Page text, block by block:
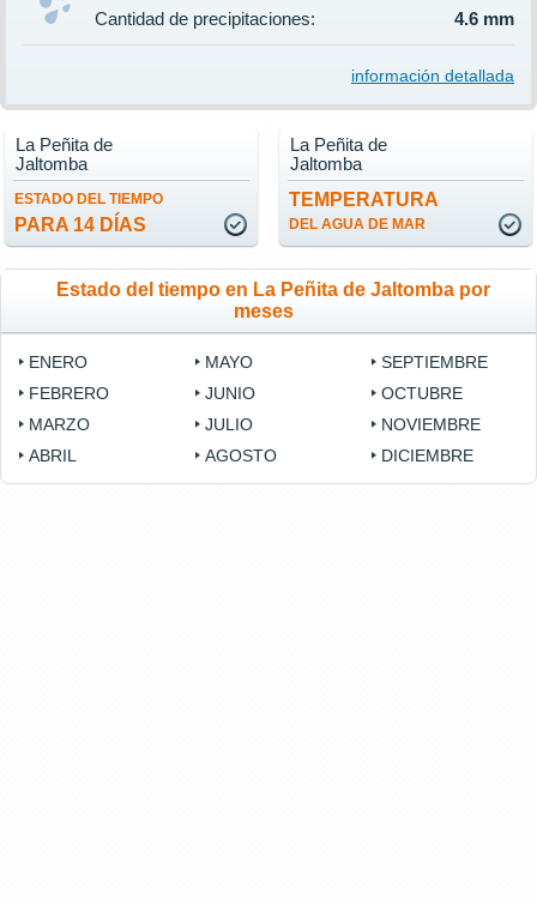
Cantidad de precipitaciones:
4.6 mm
información detallada
ESTADO DEL TIEMPO
PARA 14 DÍAS
La Peñita de
Jaltomba
TEMPERATURA
DEL AGUA DE MAR
La Peñita de
Jaltomba
Estado del tiempo en La Peñita de Jaltomba por
meses
ENERO
FEBRERO
MARZO
ABRIL
MAYO
JUNIO
JULIO
AGOSTO
SEPTIEMBRE
OCTUBRE
NOVIEMBRE
DICIEMBRE